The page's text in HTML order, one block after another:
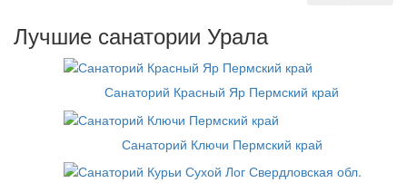
Лучшие санатории Урала
Санаторий Красный Яр Пермский край
Санаторий Ключи Пермский край